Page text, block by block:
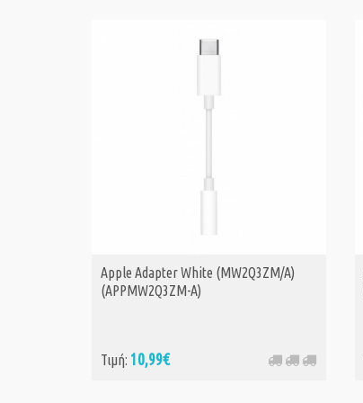
Apple Adapter White (MW2Q3ZM/A)
(APPMW2Q3ZM-A)
Τιμή: 10,99€